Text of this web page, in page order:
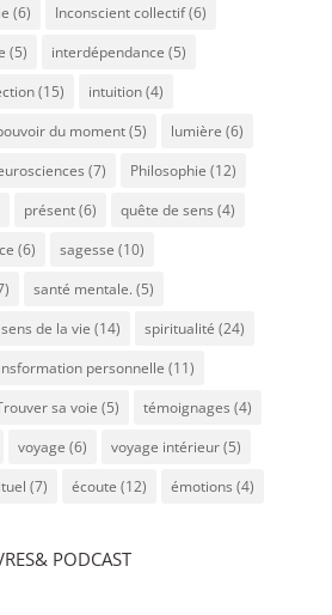
(6) Inconscient collectif(6)
(5) interdépendance (5)
(15) intuition(4)
du moment(5) lumière (6)
(7) Philosophie (12)
présent(6) quête de sens (4)
(6) sagesse (10)
santé mentale. (5)
sens de la vie (14) spiritualité (24)
personnelle (11)
sa voie (5) témoignages (4)
voyage (6) voyage intérieur(5)
(7) écoute (12) émotions (4)
PODCAST